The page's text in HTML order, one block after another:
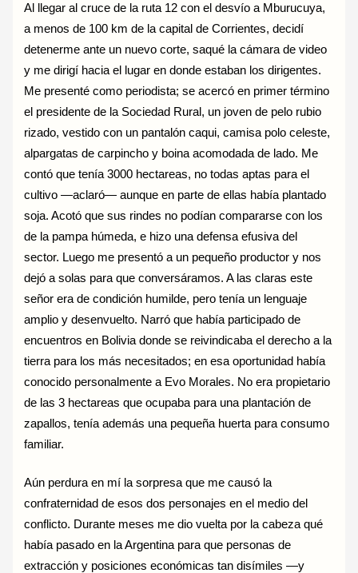
Al llegar al cruce de la ruta 12 con el desvío a Mburucuya,
a menos de 100 km de la capital de Corrientes, decidí
detenerme ante un nuevo corte, saqué la cámara de video
y me dirigí hacia el lugar en donde estaban los dirigentes.
Me presenté como periodista; se acercó en primer término
el presidente de la Sociedad Rural, un joven de pelo rubio
rizado, vestido con un pantalón caqui, camisa polo celeste,
alpargatas de carpincho y boina acomodada de lado. Me
contó que tenía 3000 hectareas, no todas aptas para el
cultivo —aclaró— aunque en parte de ellas había plantado
soja. Acotó que sus rindes no podían compararse con los
de la pampa húmeda, e hizo una defensa efusiva del
sector. Luego me presentó a un pequeño productor y nos
dejó a solas para que conversáramos. A las claras este
señor era de condición humilde, pero tenía un lenguaje
amplio y desenvuelto. Narró que había participado de
encuentros en Bolivia donde se reivindicaba el derecho a la
tierra para los más necesitados; en esa oportunidad había
conocido personalmente a Evo Morales. No era propietario
de las 3 hectareas que ocupaba para una plantación de
zapallos, tenía además una pequeña huerta para consumo
familiar.
Aún perdura en mí la sorpresa que me causó la
confraternidad de esos dos personajes en el medio del
conflicto. Durante meses me dio vuelta por la cabeza qué
había pasado en la Argentina para que personas de
extracción y posiciones económicas tan disímiles —y